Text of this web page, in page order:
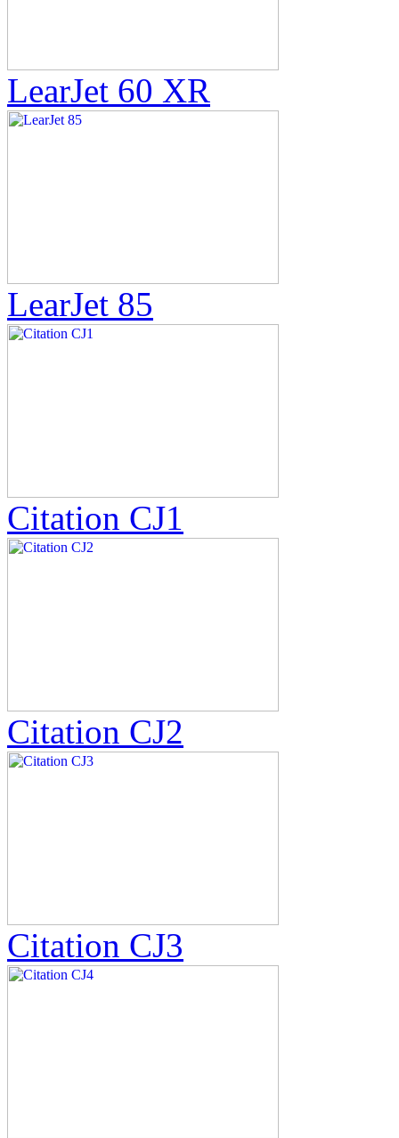
LearJet 60 XR
LearJet 85
Citation CJ1
Citation CJ2
Citation CJ3